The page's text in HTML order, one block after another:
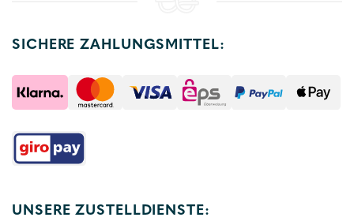
SICHERE ZAHLUNGSMITTEL:
UNSERE ZUSTELLDIENSTE: